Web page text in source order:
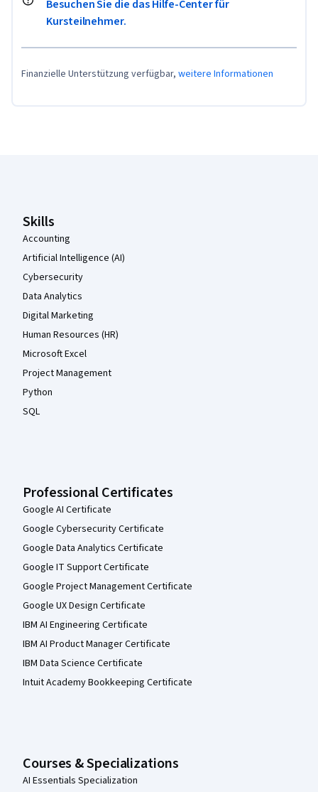
Besuchen Sie die das Hilfe-Center für
Kursteilnehmer.
Finanzielle Unterstützung verfügbar, weitere Informationen
Skills
Accounting
Artificial Intelligence (AI)
Cybersecurity
Data Analytics
Digital Marketing
Human Resources (HR)
Microsoft Excel
Project Management
Python
SQL
Professional Certificates
Google AI Certificate
Google Cybersecurity Certificate
Google Data Analytics Certificate
Google IT Support Certificate
Google Project Management Certificate
Google UX Design Certificate
IBM AI Engineering Certificate
IBM AI Product Manager Certificate
IBM Data Science Certificate
Intuit Academy Bookkeeping Certificate
Courses & Specializations
AI Essentials Specialization